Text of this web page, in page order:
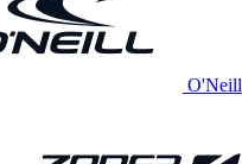
O'Neill